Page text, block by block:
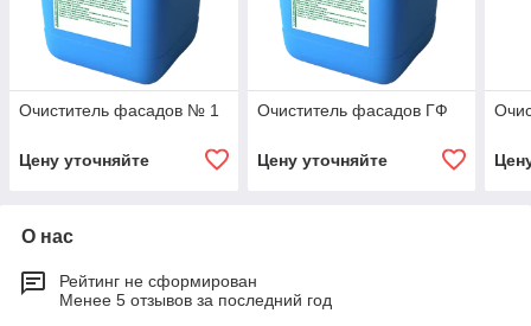
Очиститель фасадов № 1
Цену уточняйте
Очиститель фасадов ГФ
Цену уточняйте
О нас
Рейтинг не сформирован
Менее 5 отзывов за последний год